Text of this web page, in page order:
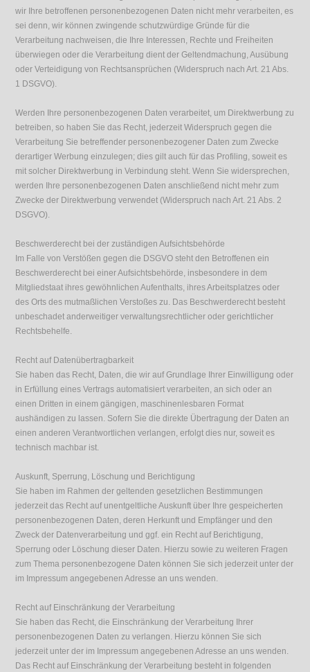
wir Ihre betroffenen personenbezogenen Daten nicht mehr verarbeiten, es
sei denn, wir können zwingende schutzwürdige Gründe für die
Verarbeitung nachweisen, die Ihre Interessen, Rechte und Freiheiten
überwiegen oder die Verarbeitung dient der Geltendmachung, Ausübung
oder Verteidigung von Rechtsansprüchen (Widerspruch nach Art. 21 Abs.
1 DSGVO).
Werden Ihre personenbezogenen Daten verarbeitet, um Direktwerbung zu
betreiben, so haben Sie das Recht, jederzeit Widerspruch gegen die
Verarbeitung Sie betreffender personenbezogener Daten zum Zwecke
derartiger Werbung einzulegen; dies gilt auch für das Profiling, soweit es
mit solcher Direktwerbung in Verbindung steht. Wenn Sie widersprechen,
werden Ihre personenbezogenen Daten anschließend nicht mehr zum
Zwecke der Direktwerbung verwendet (Widerspruch nach Art. 21 Abs. 2
DSGVO).
Beschwerderecht bei der zuständigen Aufsichtsbehörde
Im Falle von Verstößen gegen die DSGVO steht den Betroffenen ein
Beschwerderecht bei einer Aufsichtsbehörde, insbesondere in dem
Mitgliedstaat ihres gewöhnlichen Aufenthalts, ihres Arbeitsplatzes oder
des Orts des mutmaßlichen Verstoßes zu. Das Beschwerderecht besteht
unbeschadet anderweitiger verwaltungsrechtlicher oder gerichtlicher
Rechtsbehelfe.
Recht auf Datenübertragbarkeit
Sie haben das Recht, Daten, die wir auf Grundlage Ihrer Einwilligung oder
in Erfüllung eines Vertrags automatisiert verarbeiten, an sich oder an
einen Dritten in einem gängigen, maschinenlesbaren Format
aushändigen zu lassen. Sofern Sie die direkte Übertragung der Daten an
einen anderen Verantwortlichen verlangen, erfolgt dies nur, soweit es
technisch machbar ist.
Auskunft, Sperrung, Löschung und Berichtigung
Sie haben im Rahmen der geltenden gesetzlichen Bestimmungen
jederzeit das Recht auf unentgeltliche Auskunft über Ihre gespeicherten
personenbezogenen Daten, deren Herkunft und Empfänger und den
Zweck der Datenverarbeitung und ggf. ein Recht auf Berichtigung,
Sperrung oder Löschung dieser Daten. Hierzu sowie zu weiteren Fragen
zum Thema personenbezogene Daten können Sie sich jederzeit unter der
im Impressum angegebenen Adresse an uns wenden.
Recht auf Einschränkung der Verarbeitung
Sie haben das Recht, die Einschränkung der Verarbeitung Ihrer
personenbezogenen Daten zu verlangen. Hierzu können Sie sich
jederzeit unter der im Impressum angegebenen Adresse an uns wenden.
Das Recht auf Einschränkung der Verarbeitung besteht in folgenden